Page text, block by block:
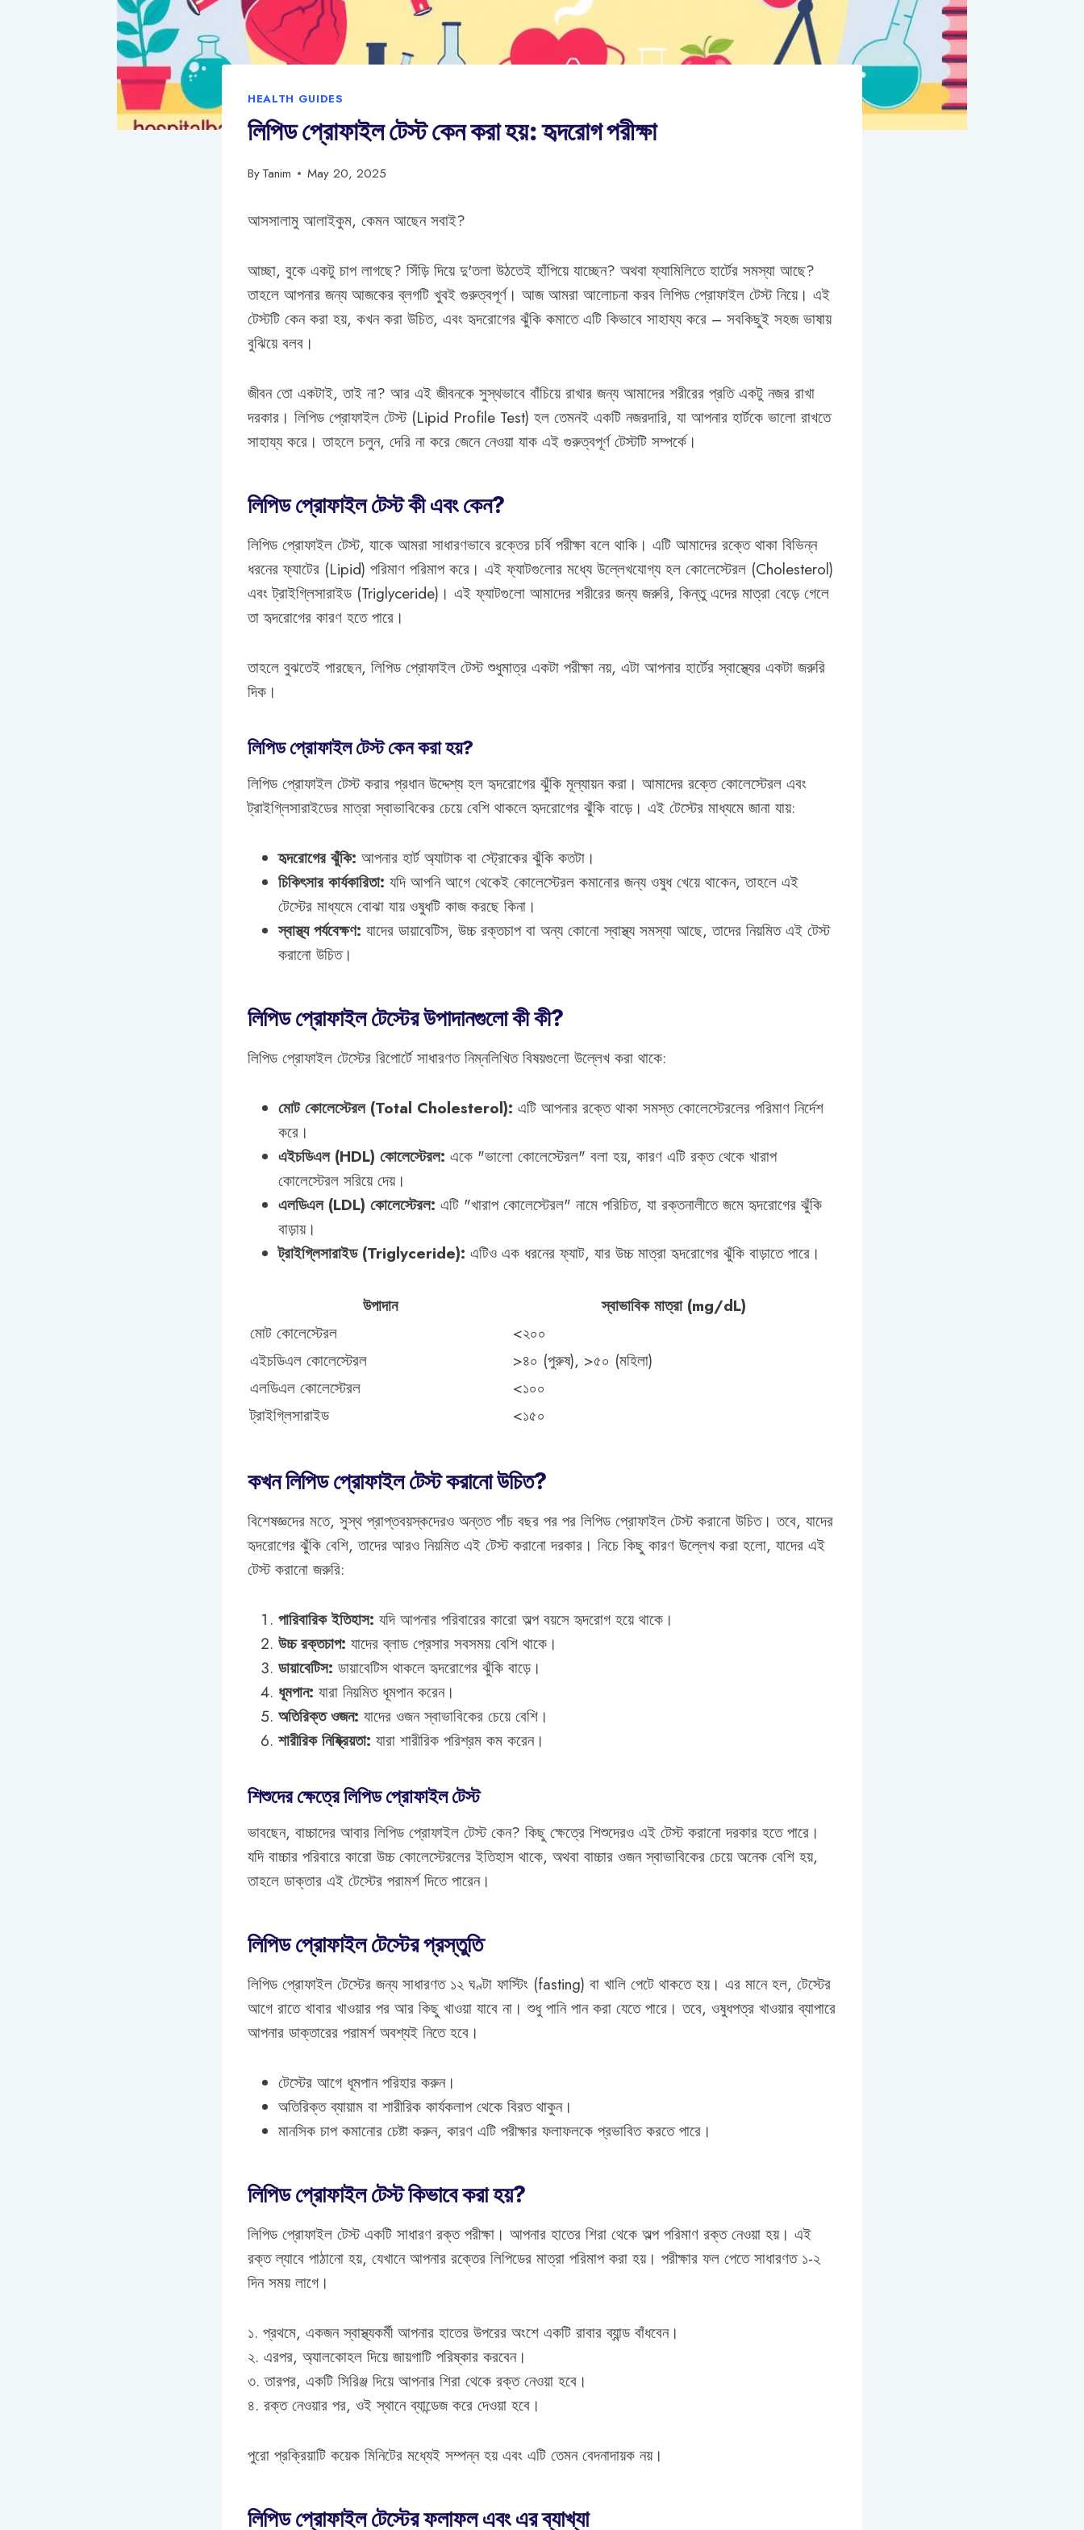
HEALTH GUIDES
লিপিড প্রোফাইল টেস্ট কেন করা হয়: হৃদরোগ পরীক্ষা
ByTanim May 20, 2025
আসসালামু আলাইকুম, কেমন আছেন সবাই?
আচ্ছা, বুকে একটু চাপ লাগছে? সিঁড়ি দিয়ে দু'তলা উঠতেই হাঁপিয়ে যাচ্ছেন? অথবা ফ্যামিলিতে হার্টের সমস্যা আছে?
তাহলে আপনার জন্য আজকের ব্লগটি খুবই গুরুত্বপূর্ণ। আজ আমরা আলোচনা করব লিপিড প্রোফাইল টেস্ট নিয়ে। এই
টেস্টটি কেন করা হয়, কখন করা উচিত, এবং হৃদরোগের ঝুঁকি কমাতে এটি কিভাবে সাহায্য করে – সবকিছুই সহজ ভাষায়
বুঝিয়ে বলব।
জীবন তো একটাই, তাই না? আর এই জীবনকে সুস্থভাবে বাঁচিয়ে রাখার জন্য আমাদের শরীরের প্রতি একটু নজর রাখা
দরকার। লিপিড প্রোফাইল টেস্ট (Lipid Profile Test) হল তেমনই একটি নজরদারি, যা আপনার হার্টকে ভালো রাখতে
সাহায্য করে। তাহলে চলুন, দেরি না করে জেনে নেওয়া যাক এই গুরুত্বপূর্ণ টেস্টটি সম্পর্কে।
লিপিড প্রোফাইল টেস্ট কী এবং কেন?
লিপিড প্রোফাইল টেস্ট, যাকে আমরা সাধারণভাবে রক্তের চর্বি পরীক্ষা বলে থাকি। এটি আমাদের রক্তে থাকা বিভিন্ন
ধরনের ফ্যাটের (Lipid) পরিমাণ পরিমাপ করে। এই ফ্যাটগুলোর মধ্যে উল্লেখযোগ্য হল কোলেস্টেরল (Cholesterol)
এবং ট্রাইগ্লিসারাইড (Triglyceride)। এই ফ্যাটগুলো আমাদের শরীরের জন্য জরুরি, কিন্তু এদের মাত্রা বেড়ে গেলে
তা হৃদরোগের কারণ হতে পারে।
তাহলে বুঝতেই পারছেন, লিপিড প্রোফাইল টেস্ট শুধুমাত্র একটা পরীক্ষা নয়, এটা আপনার হার্টের স্বাস্থ্যের একটা জরুরি
দিক।
লিপিড প্রোফাইল টেস্ট কেন করা হয়?
লিপিড প্রোফাইল টেস্ট করার প্রধান উদ্দেশ্য হল হৃদরোগের ঝুঁকি মূল্যায়ন করা। আমাদের রক্তে কোলেস্টেরল এবং
ট্রাইগ্লিসারাইডের মাত্রা স্বাভাবিকের চেয়ে বেশি থাকলে হৃদরোগের ঝুঁকি বাড়ে। এই টেস্টের মাধ্যমে জানা যায়:
হৃদরোগের ঝুঁকি: আপনার হার্ট অ্যাটাক বা স্ট্রোকের ঝুঁকি কতটা।
চিকিৎসার কার্যকারিতা: যদি আপনি আগে থেকেই কোলেস্টেরল কমানোর জন্য ওষুধ খেয়ে থাকেন, তাহলে এই
টেস্টের মাধ্যমে বোঝা যায় ওষুধটি কাজ করছে কিনা।
স্বাস্থ্য পর্যবেক্ষণ: যাদের ডায়াবেটিস, উচ্চ রক্তচাপ বা অন্য কোনো স্বাস্থ্য সমস্যা আছে, তাদের নিয়মিত এই টেস্ট
করানো উচিত।
লিপিড প্রোফাইল টেস্টের উপাদানগুলো কী কী?
লিপিড প্রোফাইল টেস্টের রিপোর্টে সাধারণত নিম্নলিখিত বিষয়গুলো উল্লেখ করা থাকে:
মোট কোলেস্টেরল (Total Cholesterol): এটি আপনার রক্তে থাকা সমস্ত কোলেস্টেরলের পরিমাণ নির্দেশ
করে।
এইচডিএল (HDL) কোলেস্টেরল: একে "ভালো কোলেস্টেরল" বলা হয়, কারণ এটি রক্ত থেকে খারাপ
কোলেস্টেরল সরিয়ে দেয়।
এলডিএল (LDL) কোলেস্টেরল: এটি "খারাপ কোলেস্টেরল" নামে পরিচিত, যা রক্তনালীতে জমে হৃদরোগের ঝুঁকি
বাড়ায়।
ট্রাইগ্লিসারাইড (Triglyceride): এটিও এক ধরনের ফ্যাট, যার উচ্চ মাত্রা হৃদরোগের ঝুঁকি বাড়াতে পারে।
উপাদান
স্বাভাবিক মাত্রা (mg/dL)
মোট কোলেস্টেরল
<২০০
এইচডিএল কোলেস্টেরল
>৪০ (পুরুষ), >৫০ (মহিলা)
এলডিএল কোলেস্টেরল
<১০০
ট্রাইগ্লিসারাইড
<১৫০
কখন লিপিড প্রোফাইল টেস্ট করানো উচিত?
বিশেষজ্ঞদের মতে, সুস্থ প্রাপ্তবয়স্কদেরও অন্তত পাঁচ বছর পর পর লিপিড প্রোফাইল টেস্ট করানো উচিত। তবে, যাদের
হৃদরোগের ঝুঁকি বেশি, তাদের আরও নিয়মিত এই টেস্ট করানো দরকার। নিচে কিছু কারণ উল্লেখ করা হলো, যাদের এই
টেস্ট করানো জরুরি:
পারিবারিক ইতিহাস: যদি আপনার পরিবারের কারো অল্প বয়সে হৃদরোগ হয়ে থাকে।
উচ্চ রক্তচাপ: যাদের ব্লাড প্রেসার সবসময় বেশি থাকে।
ডায়াবেটিস: ডায়াবেটিস থাকলে হৃদরোগের ঝুঁকি বাড়ে।
ধূমপান: যারা নিয়মিত ধূমপান করেন।
অতিরিক্ত ওজন: যাদের ওজন স্বাভাবিকের চেয়ে বেশি।
শারীরিক নিষ্ক্রিয়তা: যারা শারীরিক পরিশ্রম কম করেন।
শিশুদের ক্ষেত্রে লিপিড প্রোফাইল টেস্ট
ভাবছেন, বাচ্চাদের আবার লিপিড প্রোফাইল টেস্ট কেন? কিছু ক্ষেত্রে শিশুদেরও এই টেস্ট করানো দরকার হতে পারে।
যদি বাচ্চার পরিবারে কারো উচ্চ কোলেস্টেরলের ইতিহাস থাকে, অথবা বাচ্চার ওজন স্বাভাবিকের চেয়ে অনেক বেশি হয়,
তাহলে ডাক্তার এই টেস্টের পরামর্শ দিতে পারেন।
লিপিড প্রোফাইল টেস্টের প্রস্তুতি
লিপিড প্রোফাইল টেস্টের জন্য সাধারণত ১২ ঘণ্টা ফাস্টিং (fasting) বা খালি পেটে থাকতে হয়। এর মানে হল, টেস্টের
আগে রাতে খাবার খাওয়ার পর আর কিছু খাওয়া যাবে না। শুধু পানি পান করা যেতে পারে। তবে, ওষুধপত্র খাওয়ার ব্যাপারে
আপনার ডাক্তারের পরামর্শ অবশ্যই নিতে হবে।
টেস্টের আগে ধূমপান পরিহার করুন।
অতিরিক্ত ব্যায়াম বা শারীরিক কার্যকলাপ থেকে বিরত থাকুন।
মানসিক চাপ কমানোর চেষ্টা করুন, কারণ এটি পরীক্ষার ফলাফলকে প্রভাবিত করতে পারে।
লিপিড প্রোফাইল টেস্ট কিভাবে করা হয়?
লিপিড প্রোফাইল টেস্ট একটি সাধারণ রক্ত পরীক্ষা। আপনার হাতের শিরা থেকে অল্প পরিমাণ রক্ত নেওয়া হয়। এই
রক্ত ল্যাবে পাঠানো হয়, যেখানে আপনার রক্তের লিপিডের মাত্রা পরিমাপ করা হয়। পরীক্ষার ফল পেতে সাধারণত ১-২
দিন সময় লাগে।
১. প্রথমে, একজন স্বাস্থ্যকর্মী আপনার হাতের উপরের অংশে একটি রাবার ব্যান্ড বাঁধবেন।
২. এরপর, অ্যালকোহল দিয়ে জায়গাটি পরিষ্কার করবেন।
৩. তারপর, একটি সিরিঞ্জ দিয়ে আপনার শিরা থেকে রক্ত নেওয়া হবে।
৪. রক্ত নেওয়ার পর, ওই স্থানে ব্যান্ডেজ করে দেওয়া হবে।
পুরো প্রক্রিয়াটি কয়েক মিনিটের মধ্যেই সম্পন্ন হয় এবং এটি তেমন বেদনাদায়ক নয়।
লিপিড প্রোফাইল টেস্টের ফলাফল এবং এর ব্যাখ্যা